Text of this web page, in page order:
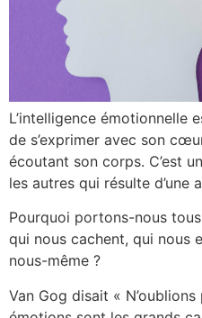
L’intelligence émotionnelle
de s’exprimer avec son
écoutant son corps. C’est
les autres qui résulte d’une
Pourquoi portons-nous
qui nous cachent, qui nous
nous-même ?
Van Gog disait «